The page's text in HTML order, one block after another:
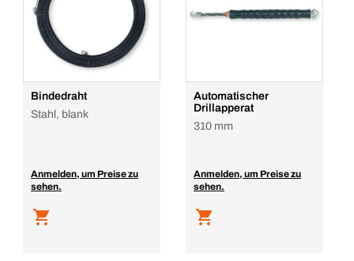
Bindedraht
Stahl, blank
Anmelden, um Preise zu
sehen.
Automatischer
Drillapperat
310 mm
Anmelden, um Preise zu
sehen.